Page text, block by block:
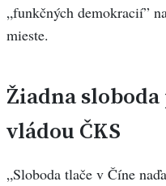
„funkčných demokracií”
mieste.
Žiadna
vládou ČKS
„Sloboda tlače v Číne